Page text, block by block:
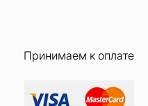
Принимаем к оплате